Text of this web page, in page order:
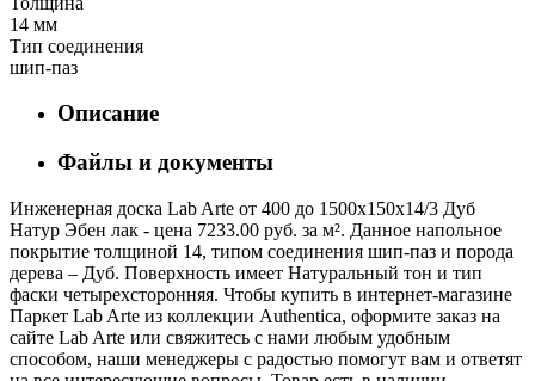
14 мм
Тип соединения
шип-паз
Описание
Файлы и документы
Инженерная доска Lab Arte от 400 до 1500х150х14/3 Дуб
Натур Эбен лак - цена 7233.00 руб. за м². Данное напольное
покрытие толщиной 14, типом соединения шип-паз и порода
дерева – Дуб. Поверхность имеет Натуральный тон и тип
фаски четырехсторонняя. Чтобы купить в интернет-магазине
Паркет Lab Arte из коллекции Authentica, оформите заказ на
сайте Lab Arte или свяжитесь с нами любым удобным
способом, наши менеджеры с радостью помогут вам и ответят